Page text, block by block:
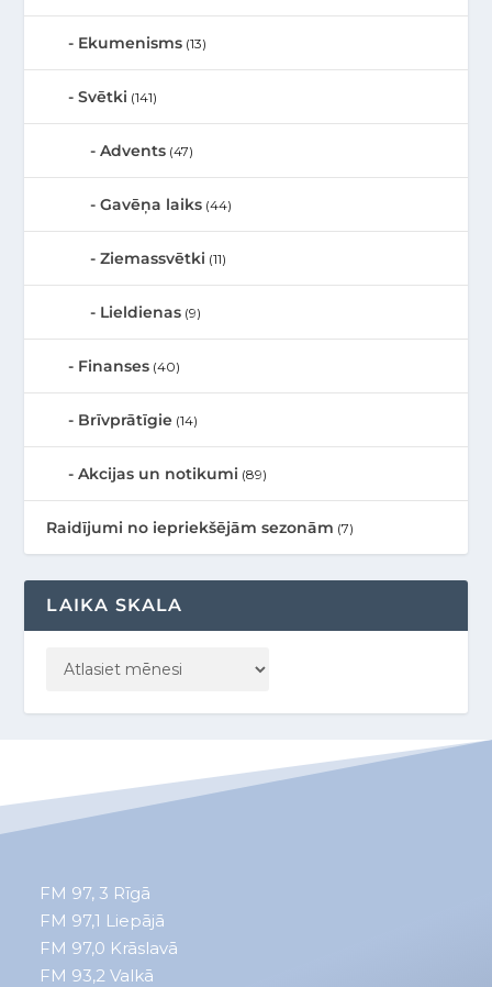
Ekumenisms (13)
Svētki (141)
Advents (47)
Gavēņa laiks (44)
Ziemassvētki (11)
Lieldienas (9)
Finanses (40)
Brīvprātīgie (14)
Akcijas un notikumi (89)
Raidījumi no iepriekšējām sezonām (7)
LAIKA SKALA
FM 97, 3 Rīgā
FM 97,1 Liepājā
FM 97,0 Krāslavā
FM 93,2 Valkā